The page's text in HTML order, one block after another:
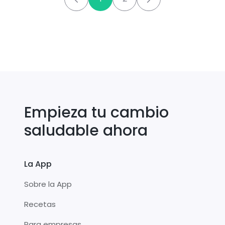
Empieza tu cambio
saludable ahora
La App
Sobre la App
Recetas